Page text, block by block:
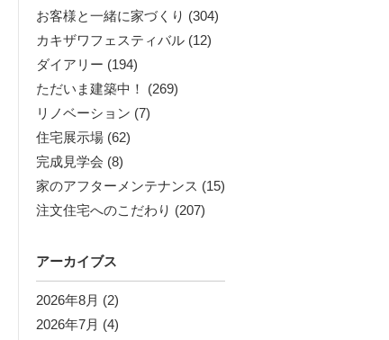
お客様と一緒に家づくり (304)
カキザワフェスティバル (12)
ダイアリー (194)
ただいま建築中！
(269)
リノベーション (7)
住宅展示場 (62)
完成見学会 (8)
家のアフターメンテナンス (15)
注文住宅へのこだわり (207)
アーカイブス
2026年8月 (2)
2026年7月 (4)